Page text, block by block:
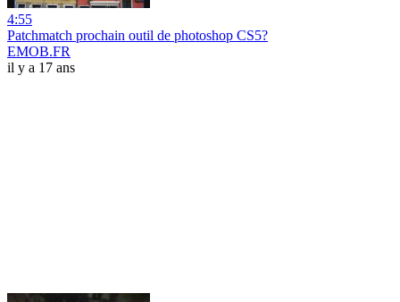
4:55
Patchmatch prochain outil de photoshop CS5?
EMOB.FR
il y a 17 ans